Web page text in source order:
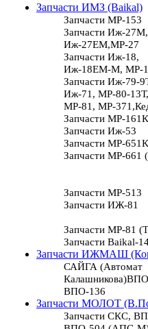
Запчасти ИМЗ (Baikal)
Запчасти МР-153
Запчасти Иж-27М,
Иж-27ЕМ,МР-27
Запчасти Иж-18,
Иж-18ЕМ-М, МР-
Запчасти Иж-79-
Иж-71, МР-80-13Т,
МР-81, МР-
Запчасти МР-161К
Запчасти Иж-53
Запчасти МР-651К
Запчасти МР-661
Запчасти МР-513
Запчасти ИЖ-81
Запчасти МР-81
Запчасти Baikal-
Запчасти ИЖМАШ
САЙГА (Автомат
ВПО-136
Запчасти МОЛОТ
Запчасти СКС,